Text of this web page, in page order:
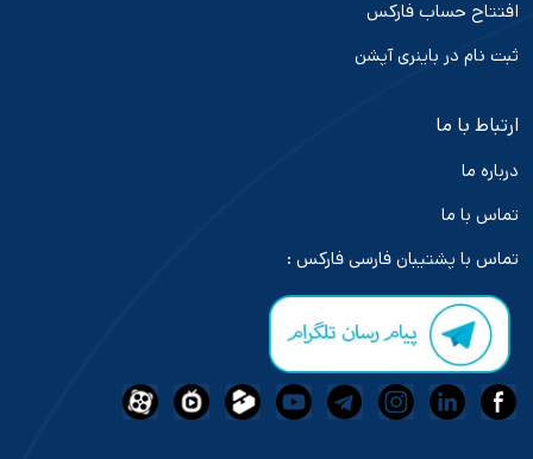
افتتاح حساب فارکس
ثبت نام در باینری آپشن
ارتباط با ما
درباره ما
تماس با ما
تماس با پشتیبان فارسی فارکس :